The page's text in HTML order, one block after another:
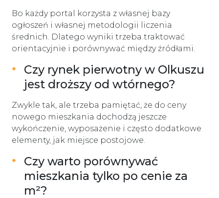
Bo każdy portal korzysta z własnej bazy
ogłoszeń i własnej metodologii liczenia
średnich. Dlatego wyniki trzeba traktować
orientacyjnie i porównywać między źródłami.
Czy rynek pierwotny w Olkuszu
jest droższy od wtórnego?
Zwykle tak, ale trzeba pamiętać, że do ceny
nowego mieszkania dochodzą jeszcze
wykończenie, wyposażenie i często dodatkowe
elementy, jak miejsce postojowe.
Czy warto porównywać
mieszkania tylko po cenie za
m²?